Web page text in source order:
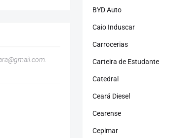
.
BYD Auto
Caio Induscar
Carrocerias
Carteira de Estudante
Catedral
Ceará Diesel
Cearense
Cepimar